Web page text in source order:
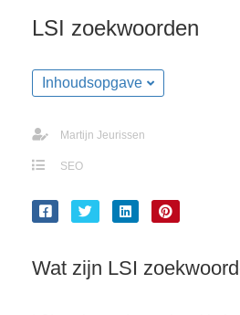
LSI zoekwoorden
Inhoudsopgave
Martijn Jeurissen
SEO
Wat zijn LSI
te
gebruikt
deze